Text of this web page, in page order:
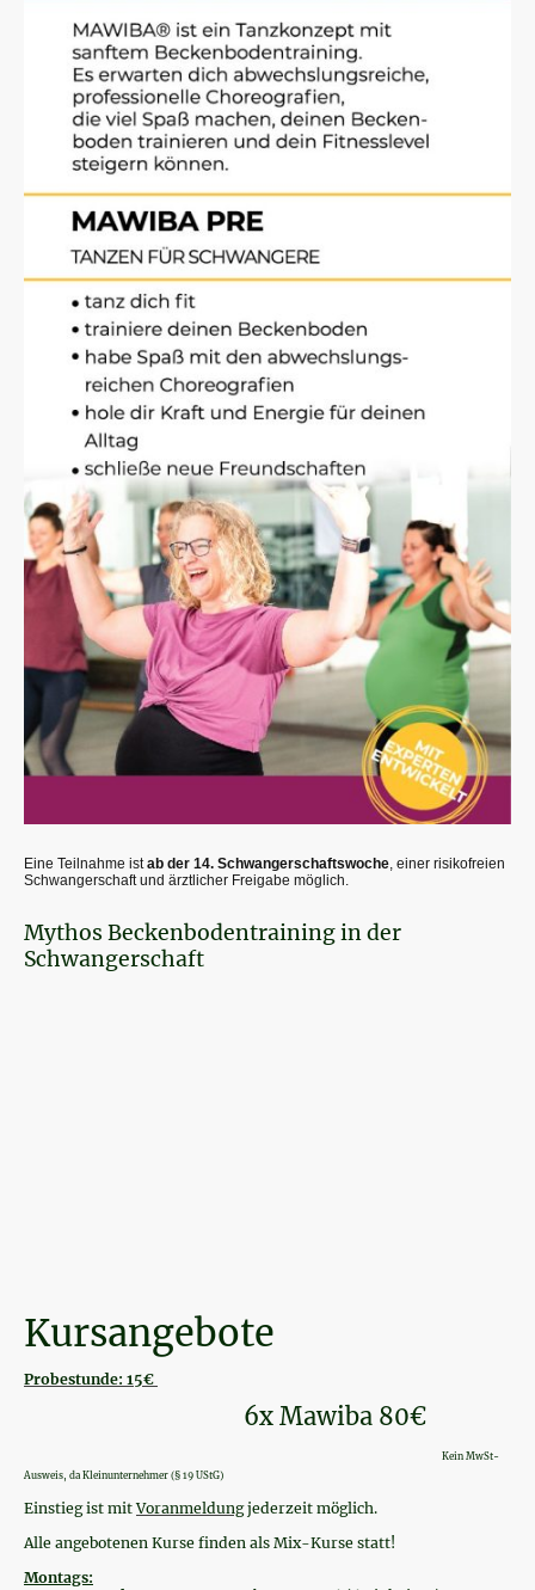
Eine Teilnahme istab der 14. Schwangerschaftswoche, einer risikofreien
Schwangerschaft und ärztlicher Freigabe möglich.
Mythos Beckenbodentraining in der
Schwangerschaft
Kursangebote
Probestunde: 15€
6x Mawiba 80€
Kein MwSt-
Ausweis, da Kleinunternehmer (§ 19 UStG)
Einstieg ist mitVoranmeldungjederzeit möglich.
Alle angebotenen Kurse finden als Mix-Kurse statt!
Montags: